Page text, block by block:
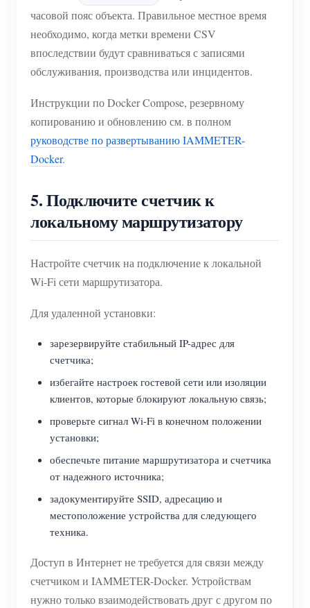
часовой пояс объекта. Правильное местное время
необходимо, когда метки времени CSV
впоследствии будут сравниваться с записями
обслуживания, производства или инцидентов.
Инструкции по Docker Compose, резервному
копированию и обновлению см. в полном
руководстве по развертыванию IAMMETER-
Docker.
5. Подключите счетчик к
локальному маршрутизатору
Настройте счетчик на подключение к локальной
Wi-Fi сети маршрутизатора.
Для удаленной установки:
зарезервируйте стабильный IP-адрес для
счетчика;
избегайте настроек гостевой сети или изоляции
клиентов, которые блокируют локальную связь;
проверьте сигнал Wi-Fi в конечном положении
установки;
обеспечьте питание маршрутизатора и счетчика
от надежного источника;
задокументируйте SSID, адресацию и
местоположение устройства для следующего
техника.
Доступ в Интернет не требуется для связи между
счетчиком и IAMMETER-Docker. Устройствам
нужно только взаимодействовать друг с другом по